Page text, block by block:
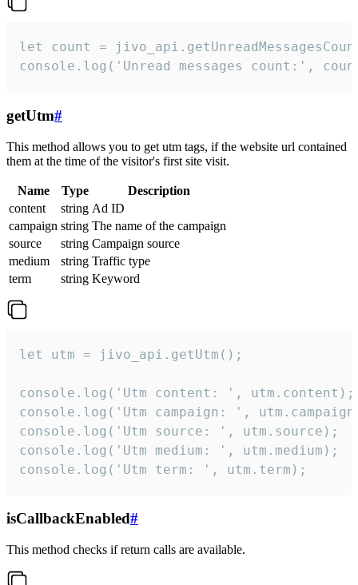
let count =
console.log('Unread messages count:',
getUtm#
This method allows you to get utm tags, if the website url contained
them at the time of the visitor's first site visit.
Name Type
Description
content
string Ad ID
campaign string The name of the campaign
source
string Campaign source
medium
string Traffic type
term
string Keyword
let utm = jivo_api.getUtm();
console.log('Utm content: ', utm.content);
console.log('Utm campaign: ',
console.log('Utm source: ', utm.source);
console.log('Utm medium: ', utm.medium);
console.log('Utm term: ', utm.term);
isCallbackEnabled#
This method checks if return calls are available.